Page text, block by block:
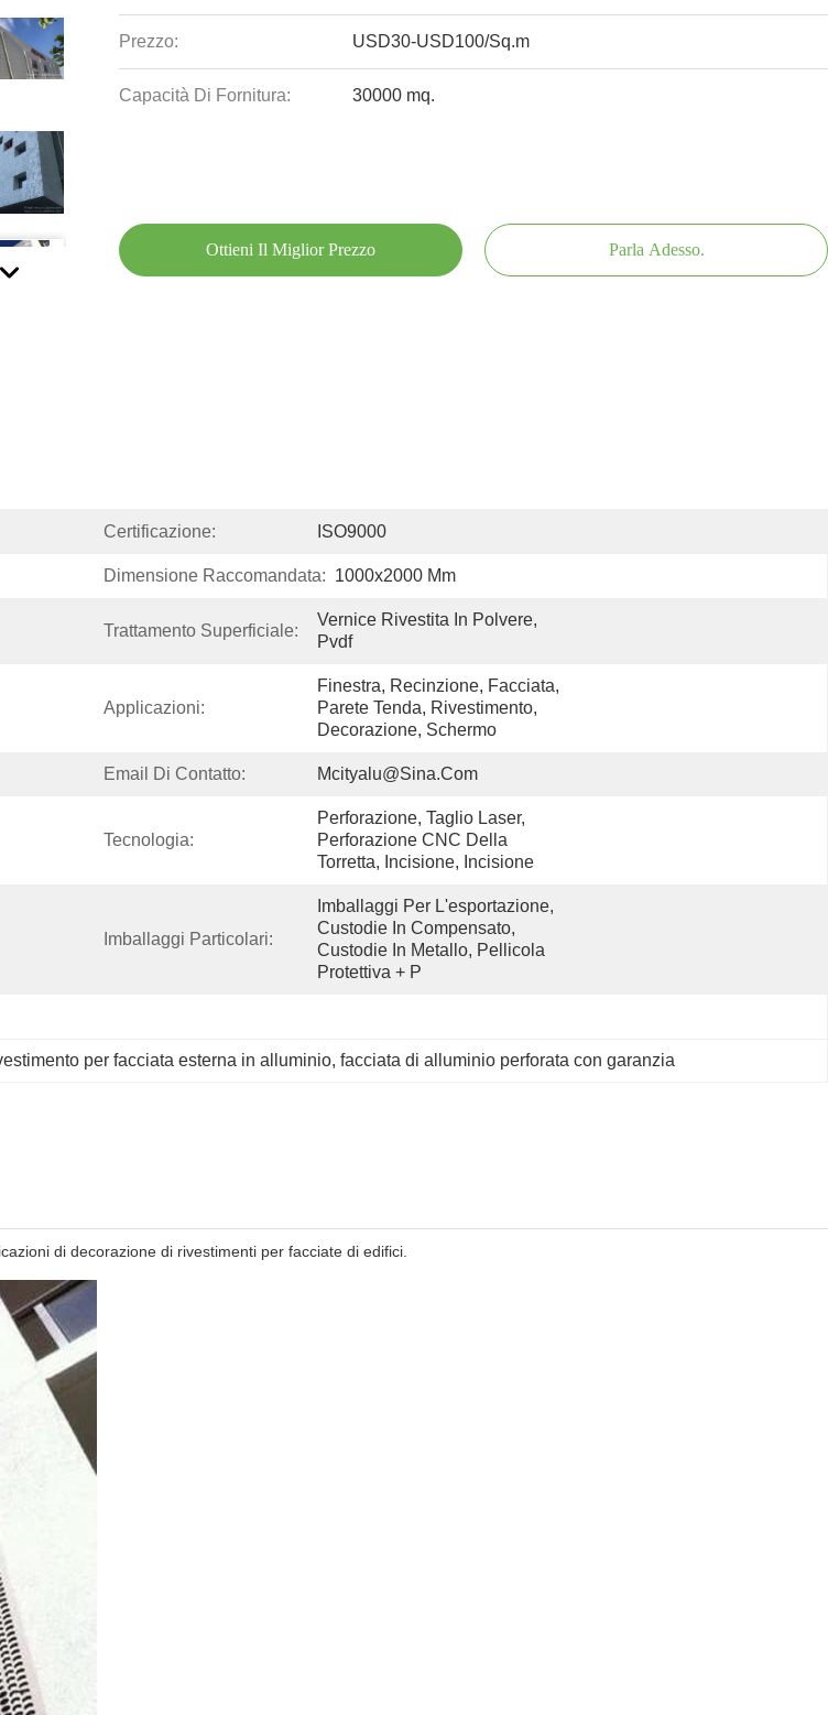
Prezzo: USD30-USD100/Sq.m
Capacità Di Fornitura: 30000 mq.
Ottieni Il Miglior Prezzo Parla Adesso.
Certificazione: ISO9000
Dimensione Raccomandata: 1000x2000 Mm
Trattamento Superficiale:
Vernice Rivestita In Polvere,
Pvdf
Applicazioni:
Finestra, Recinzione, Facciata,
Parete Tenda, Rivestimento,
Decorazione, Schermo
Email Di Contatto: Mcityalu@sina.com
Tecnologia:
Perforazione, Taglio Laser,
Perforazione CNC Della
Torretta, Incisione, Incisione
Imballaggi Particolari:
Imballaggi Per L'esportazione,
Custodie In Compensato,
Custodie In Metallo, Pellicola
Protettiva + P
per facciata esterna in alluminio, facciata di alluminio perforata con garanzia
di decorazione di rivestimenti per facciate di edifici.